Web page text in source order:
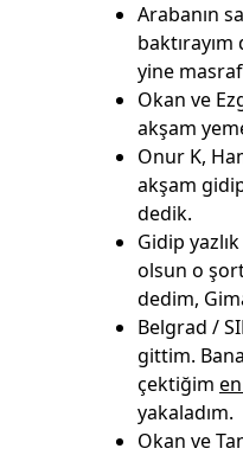
Arabanın
yine
Okan ve
akşam
Onur K,
akşam
dedik.
Gidip
olsun o
dedim,
Belgrad /
gittim.
çektiğim
yakaladım.
Okan ve